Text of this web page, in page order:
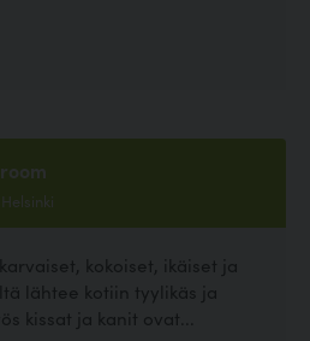
kokoiset, ikäiset ja
lähtee kotiin tyylikäs ja
kissat ja kanit ovat...